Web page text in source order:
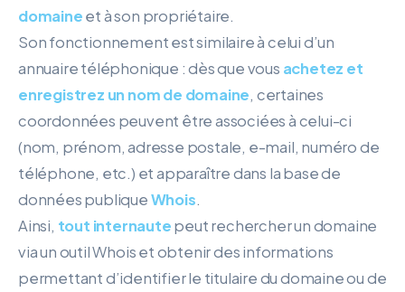
domaineet à son propriétaire.
Son fonctionnement est similaire à celui d’un
annuaire téléphonique : dès que vous achetez et
enregistrez un nom de domaine, certaines
coordonnées peuvent être associées à celui-ci
(nom, prénom, adresse postale, e-mail, numéro de
téléphone, etc.) et apparaître dans la base de
données publiqueWhois.
Ainsi, tout internautepeut rechercher un domaine
via un outil Whois et obtenir des informations
permettant d’identifier le titulaire du domaine ou de